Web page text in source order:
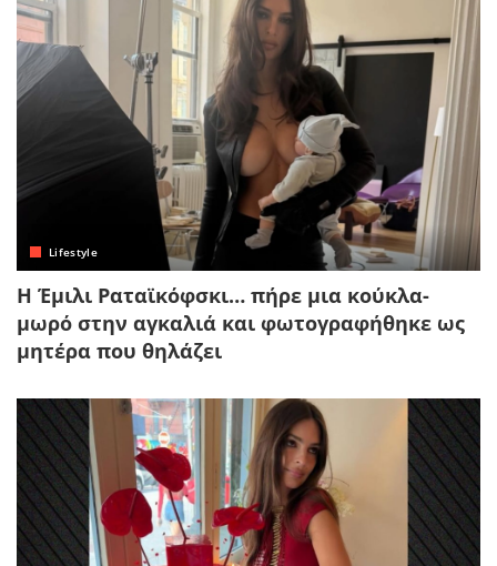
Lifestyle
Η Έμιλι Ραταϊκόφσκι… πήρε μια κούκλα-
μωρό στην αγκαλιά και φωτογραφήθηκε ως
μητέρα που θηλάζει